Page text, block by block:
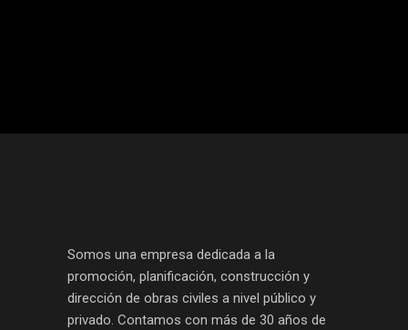
Somos una empresa dedicada a la
promoción, planificación, construcción y
dirección de obras civiles a nivel público y
privado. Contamos con más de 30 años de